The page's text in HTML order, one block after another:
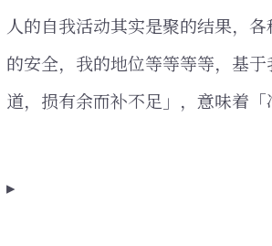
人的自我活动其实是聚的结果，
的安全，我的地位等等等等，基
道，损有余而补不足」，意味着「
▸